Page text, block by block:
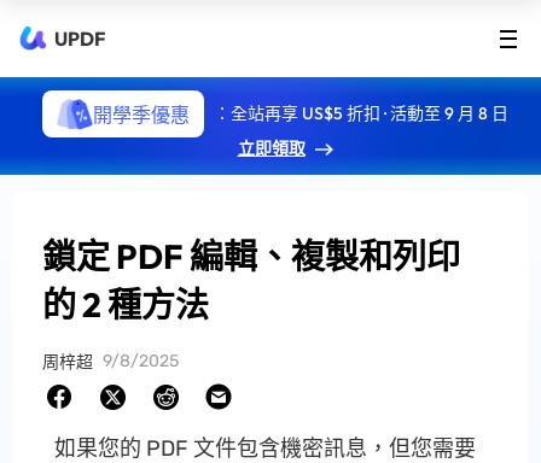
UPDF
開學季優惠
：全站再享 US$5 折扣 · 活動至 9 月 8 日
立即領取
鎖定 PDF 編輯、複製和列印
的 2 種方法
周梓超 9/8/2025
如果您的 PDF 文件包含機密訊息，但您需要